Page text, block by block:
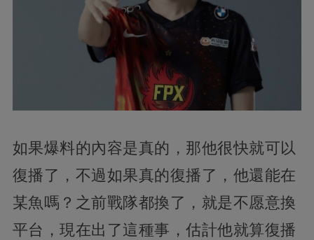
如果爆料的內容是真的，那他很快就可以
復播了，不過如果真的復播了，他還能在
某魚嗎？之前戰隊都換了，就是不愿意換
平台，現在出了這種事，估計他就算復播